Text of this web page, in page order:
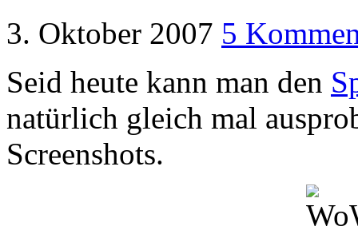
3. Oktober 2007 5
Seid heute kann man den
natürlich gleich mal
Screenshots.